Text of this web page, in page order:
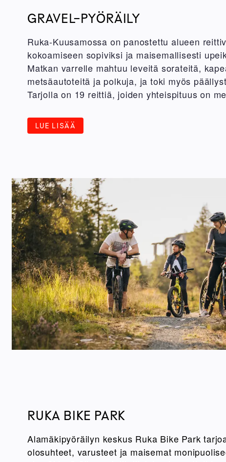
GRAVEL-PYÖRÄILY
Ruka-Kuusamossa on panostettu alueen
kokoamiseen sopiviksi ja maisemallisesti
Matkan varrelle mahtuu leveitä sorateitä,
metsäautoteitä ja polkuja, ja toki myös
Tarjolla on 19 reittiä, joiden yhteispituus on
LUE LISÄÄ
RUKA BIKE PARK
Alamäkipyöräilyn keskus Ruka Bike Park
olosuhteet, varusteet ja maisemat